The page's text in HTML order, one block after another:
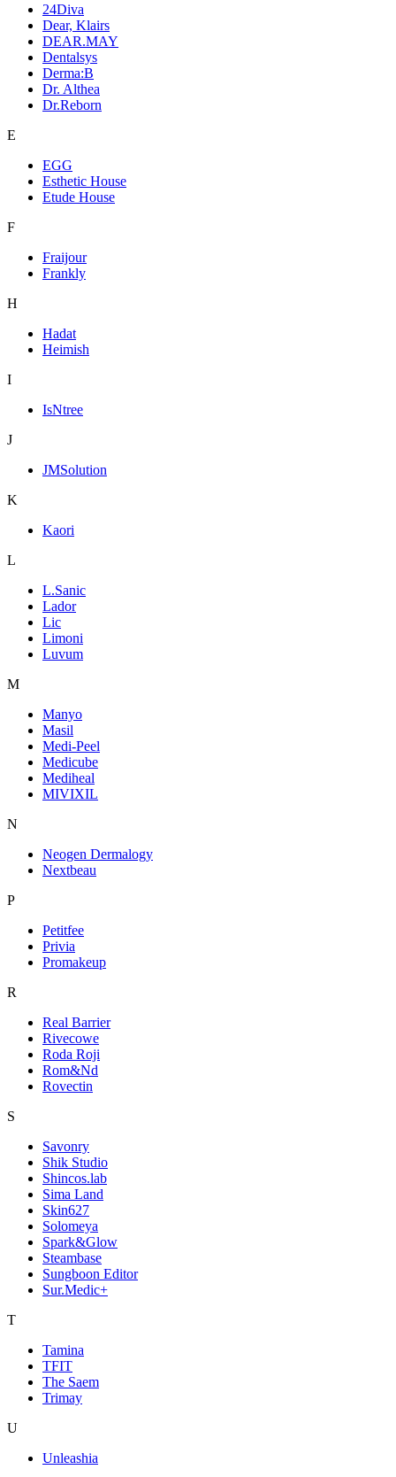
24Diva
Dear, Klairs
DEAR.MAY
Dentalsys
Derma:B
Dr. Althea
Dr.Reborn
E
EGG
Esthetic House
Etude House
F
Fraijour
Frankly
H
Hadat
Heimish
I
IsNtree
J
JMSolution
K
Kaori
L
L.Sanic
Lador
Lic
Limoni
Luvum
M
Manyo
Masil
Medi-Peel
Medicube
Mediheal
MIVIXIL
N
Neogen Dermalogy
Nextbeau
P
Petitfee
Privia
Promakeup
R
Real Barrier
Rivecowe
Roda Roji
Rom&Nd
Rovectin
S
Savonry
Shik Studio
Shincos.lab
Sima Land
Skin627
Solomeya
Spark&Glow
Steambase
Sungboon Editor
Sur.Medic+
T
Tamina
TFIT
The Saem
Trimay
U
Unleashia